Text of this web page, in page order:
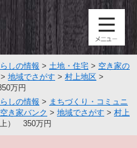
らしの情報 > 土地・住宅 > 空き家の
> 地域でさがす > 村上地区 >
万円
らしの情報 > まちづくり・コミュニ
空き家バンク > 地域でさがす > 村上
） 350万円